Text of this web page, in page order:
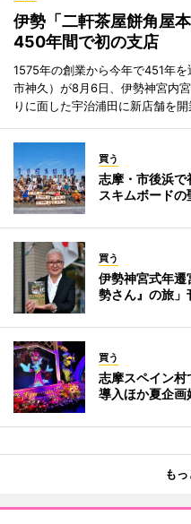
伊勢「二軒茶屋餅角屋
450年間で初の支店
1575年の創業から今年で451年
市神久）が8月6日、伊勢神宮内
りに面した宇治浦田に新店舗を開
買う
志摩・市後浜
スキムボードの
買う
伊勢神宮式年
勢さん』の旅」
買う
志摩スペイン
導入ほか夏企画
も